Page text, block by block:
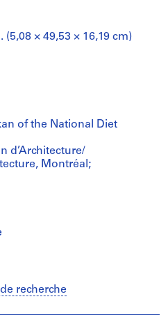
(5,08 × 49,53 × 16,19 cm)
of the National Diet
d’Architecture/
Montréal;
recherche